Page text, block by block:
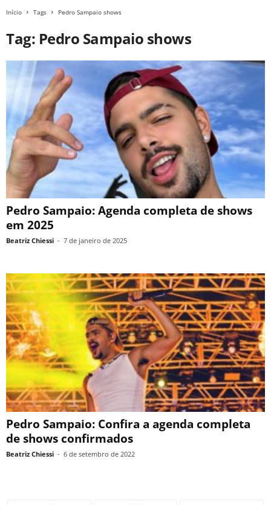
Início Tags Pedro Sampaio shows
Tag: Pedro Sampaio shows
Pedro Sampaio: Agenda completa de shows
em 2025
Beatriz Chiessi - 7 de janeiro de 2025
Pedro Sampaio: Confira a agenda completa
de shows confirmados
Beatriz Chiessi - 6 de setembro de 2022